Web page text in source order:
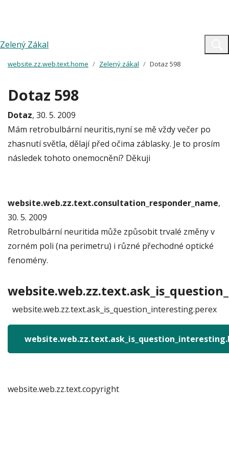
Zelený Zákal
website.zz.web.text.home Zelený zákal Dotaz 598
Dotaz 598
Dotaz, 30. 5. 2009
Mám retrobulbární neuritis,nyní se mě vždy večer po
zhasnutí světla, dělají před očima záblasky. Je to prosím
následek tohoto onemocnění? Děkuji
website.web.zz.text.consultation_responder_name,
30. 5. 2009
Retrobulbární neuritida může způsobit trvalé změny v
zorném poli (na perimetru) i různé přechodné optické
fenomény.
website.web.zz.text.ask_is_question_interesting.perex
website.web.zz.text.copyright